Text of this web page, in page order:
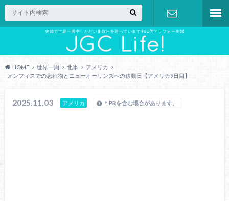
夫婦で世界一周中 ただいま欧州を巡っています✈︎30代アラフォー夫婦
お問い合わ
HOME 世界一周 北米
アメリカ
メンフィスでの忘れ物とニューオーリンズへの移動日【アメリカ9日目】
2025.11.03 アメリカ ＊PRを含む場合があります。